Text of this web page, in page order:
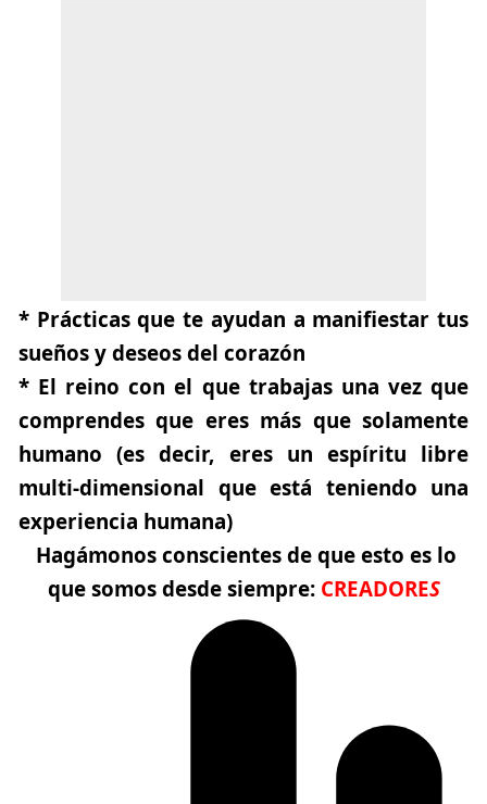
* Prácticas que te ayudan a manifiestar tus
sueños y deseos del corazón
* El reino con el que trabajas una vez que
comprendes que eres más que solamente
humano (es decir, eres un espíritu libre
multi-dimensional que está teniendo una
experiencia humana)
Hagámonos conscientes de que esto es lo
que somos desde siempre: CREADORES